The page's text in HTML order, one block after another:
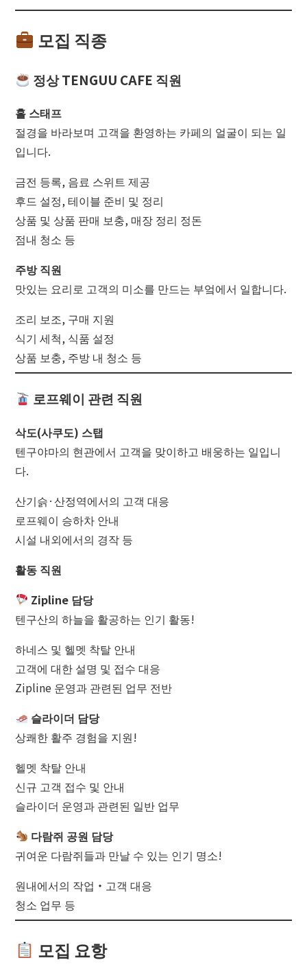
텐구야마스노스쿨
오타루 텐구야마 스키 학교
모집 직종
정상 TENGUU CAFE 직원
홀 스태프
절경을 바라보며 고객을 환영하는 카페의 얼굴이 되는 일
입니다.
금전 등록, 음료 스위트 제공
후드 설정, 테이블 준비 및 정리
상품 및 상품 판매 보충, 매장 정리 정돈
점내 청소 등
주방 직원
맛있는 요리로 고객의 미소를 만드는 부엌에서 일합니다.
조리 보조, 구매 지원
식기 세척, 식품 설정
상품 보충, 주방 내 청소 등
로프웨이 관련 직원
삭도(사쿠도) 스탭
텐구야마의 현관에서 고객을 맞이하고 배웅하는 일입니
다.
산기슭·산정역에서의 고객 대응
로프웨이 승하차 안내
시설 내외에서의 경작 등
활동 직원
Zipline 담당
텐구산의 하늘을 활공하는 인기 활동!
하네스 및 헬멧 착탈 안내
고객에 대한 설명 및 접수 대응
Zipline 운영과 관련된 업무 전반
슬라이더 담당
상쾌한 활주 경험을 지원!
헬멧 착탈 안내
신규 고객 접수 및 안내
슬라이더 운영과 관련된 일반 업무
다람쥐 공원 담당
귀여운 다람쥐들과 만날 수 있는 인기 명소!
원내에서의 작업・고객 대응
청소 업무 등
모집 요항